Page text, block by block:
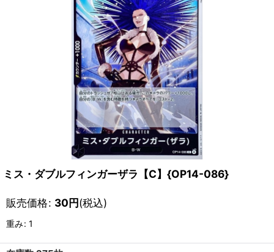
ミス・ダブルフィンガーザラ【C】{OP14-086}
販売価格: 30円(税込)
重み: 1